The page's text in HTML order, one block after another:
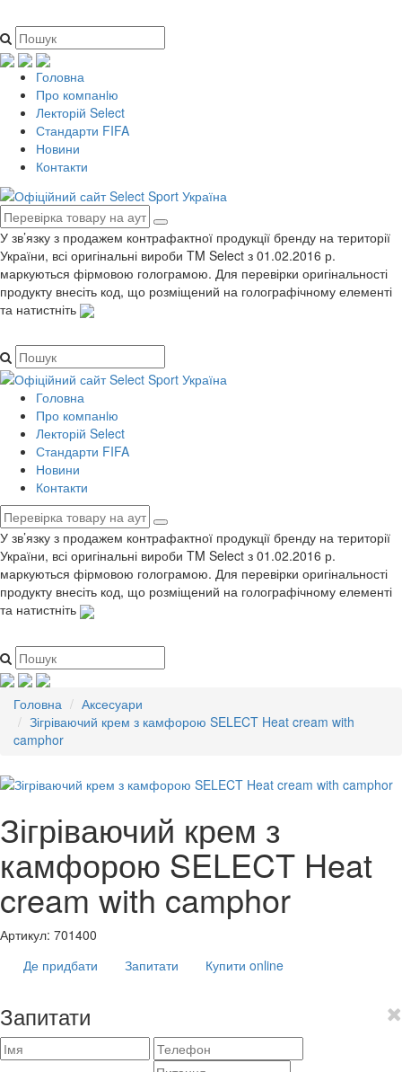
Головна
Про компанiю
Лекторій Select
Стандарти FIFA
Новини
Контакти
У зв’язку з продажем контрафактної продукції бренду на території
України, всі оригінальні вироби TM Select з 01.02.2016 р.
маркуються фірмовою голограмою. Для перевірки оригінальності
продукту внесіть код, що розміщений на голографічному елементі
та натистніть
Головна
Про компанiю
Лекторій Select
Стандарти FIFA
Новини
Контакти
У зв’язку з продажем контрафактної продукції бренду на території
України, всі оригінальні вироби TM Select з 01.02.2016 р.
маркуються фірмовою голограмою. Для перевірки оригінальності
продукту внесіть код, що розміщений на голографічному елементі
та натистніть
Головна
Аксесуари
Зігріваючий крем з камфорою SELECT Heat cream with
camphor
Зігріваючий крем з
камфорою SELECT Heat
cream with camphor
Артикул: 701400
Де придбати
Запитати Купити online
Запитати